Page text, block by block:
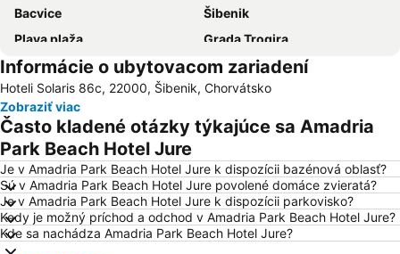
Bacvice
Šibenik
Plava plaža
Grada Trogira
Trogír Promenade
Avtobusni kolodvor Split
Jezera City Center
Nacionalni park Krka
Grad Biograd na Moru
ACI Marina Vodice
Duga Uvala
Riva
Historic City of Trogir
Zračna Luka Split
Bosana
Srednjovjekovni samostanski mediteranski vrt Sv Lovre
St Peter
Katedrala Svetog Lovre
Dražica
Informácie o ubytovacom zariadení
Hoteli Solaris 86c, 22000, Šibenik, Chorvátsko
Zobraziť viac
Často kladené otázky týkajúce sa Amadria
Park Beach Hotel Jure
Je v Amadria Park Beach Hotel Jure k dispozícii bazénová oblasť?
Sú v Amadria Park Beach Hotel Jure povolené domáce zvieratá?
Je v Amadria Park Beach Hotel Jure k dispozícii parkovisko?
Kedy je možný príchod a odchod v Amadria Park Beach Hotel Jure?
Kde sa nachádza Amadria Park Beach Hotel Jure?